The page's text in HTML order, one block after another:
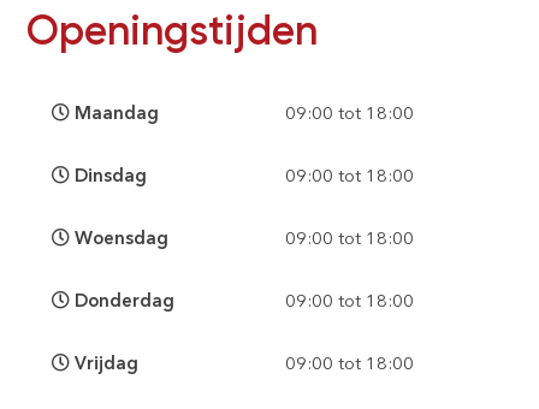
Openingstijden
Maandag 09:00 tot 18:00
Dinsdag 09:00 tot 18:00
Woensdag 09:00 tot 18:00
Donderdag 09:00 tot 18:00
Vrijdag 09:00 tot 18:00